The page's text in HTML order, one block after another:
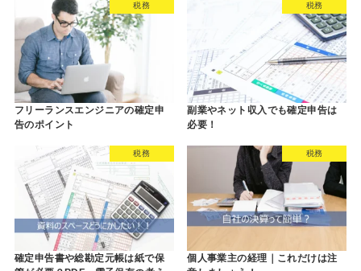
税務
フリーランスエンジニアの確定申
告のポイント
税務
副業やネット収入でも確定申告は
必要！
税務
確定申告書や総勘定元帳は紙で保
税務
個人事業主の経理｜これだけは注